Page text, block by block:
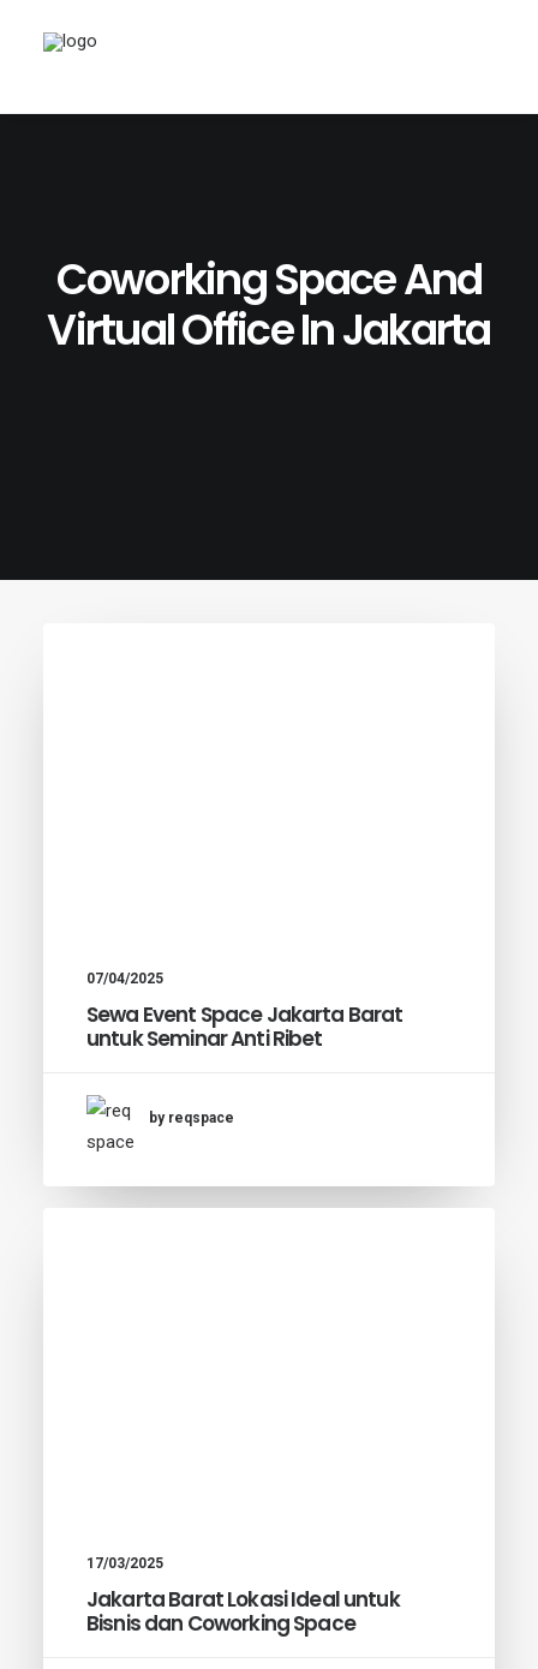
Coworking Space And
Virtual Office In Jakarta
07/04/2025
Sewa Event Space Jakarta Barat
untuk Seminar Anti Ribet
by reqspace
17/03/2025
Jakarta Barat Lokasi Ideal untuk
Bisnis dan Coworking Space